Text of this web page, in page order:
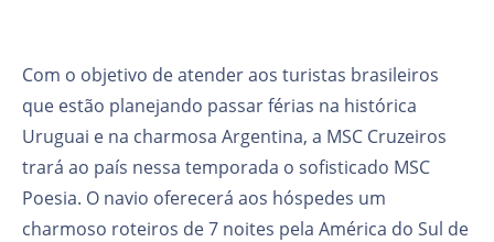
Com o objetivo de atender aos turistas brasileiros
que estão planejando passar férias na histórica
Uruguai e na charmosa Argentina, a MSC Cruzeiros
trará ao país nessa temporada o sofisticado MSC
Poesia. O navio oferecerá aos hóspedes um
charmoso roteiros de 7 noites pela América do Sul de